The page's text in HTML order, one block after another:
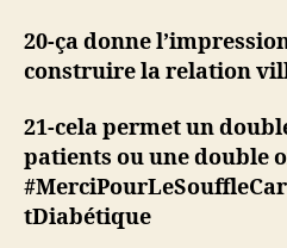
20-ça donne
construire la relation
21-cela permet un
patients ou une double
tDiabétique